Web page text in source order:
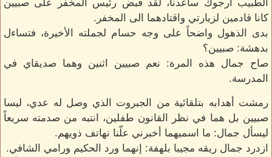
الطبيب أرجوك ساعدنا، لقد قبض رئيس المخفر على صبيين
كانا قادمين لزيارتي واقتادهما الى المخفر.
بدى الذهول واضحاً على وجه حسام لجملته الأخيرة، فتساءل
بدهشة: صبيين؟
صاح جمال هذه المرة: نعم صبيين اثنين وهما صديقاي في
المدرسة.
رمشت أهدابه بتلقائية من الجبروت الذي وصل له عدي، ليسا
صبيين بل هما في نظر القانون طفلين، انتبه من صدمته سريعاً
ليسأل جمال: ما اسميهما أخبرني علّنا نهاتف ذويهم.
ازدرد جمال ريقه مجيبا بلهفة: إنهما ورد الحكيم ورامي الشافي.